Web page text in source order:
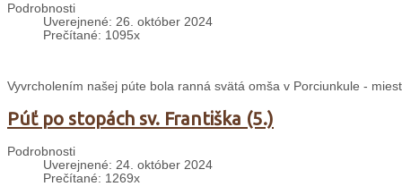
Podrobnosti
Uverejnené: 26. október 2024
Prečítané: 1095x
Vyvrcholením našej púte bola ranná svätá omša v Porciunkule -
Púť po stopách sv. Františka (5.)
Podrobnosti
Uverejnené: 24. október 2024
Prečítané: 1269x